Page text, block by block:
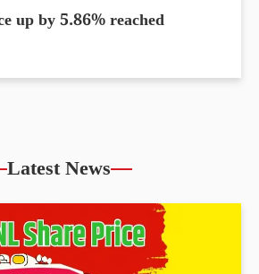
up by 5.86% reached
Latest News